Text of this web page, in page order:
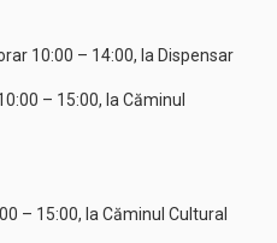
10:00 – 14:00, la Dispensar
– 15:00, la Căminul
– 15:00, la Căminul Cultural